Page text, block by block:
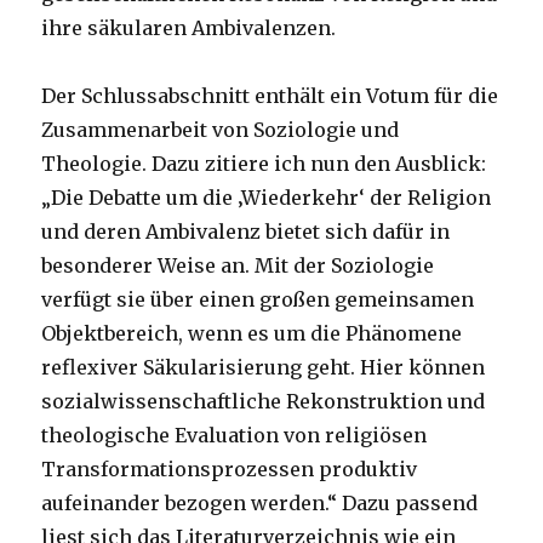
ihre säkularen Ambivalenzen.
Der Schlussabschnitt enthält ein Votum für die
Zusammenarbeit von Soziologie und
Theologie. Dazu zitiere ich nun den Ausblick:
„Die Debatte um die ‚Wiederkehr‘ der Religion
und deren Ambivalenz bietet sich dafür in
besonderer Weise an. Mit der Soziologie
verfügt sie über einen großen gemeinsamen
Objektbereich, wenn es um die Phänomene
reflexiver Säkularisierung geht. Hier können
sozialwissenschaftliche Rekonstruktion und
theologische Evaluation von religiösen
Transformationsprozessen produktiv
aufeinander bezogen werden.“ Dazu passend
liest sich das Literaturverzeichnis wie ein